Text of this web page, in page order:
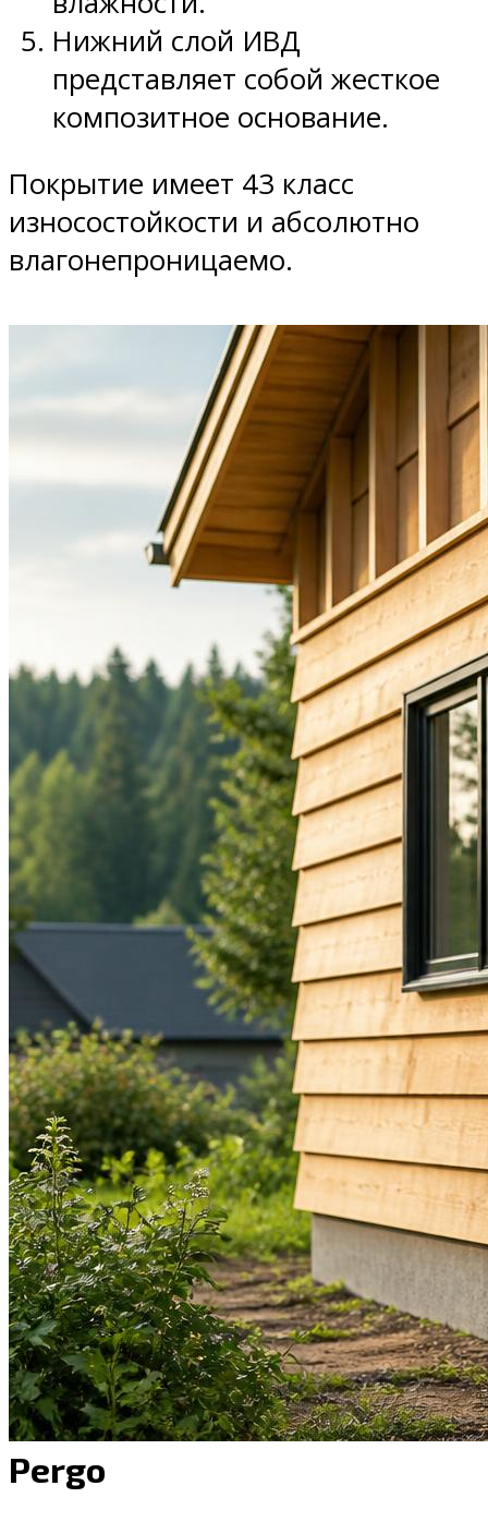
Нижний слой ИВД
представляет собой жесткое
композитное основание.
Покрытие имеет 43 класс
износостойкости и абсолютно
влагонепроницаемо.
Pergo